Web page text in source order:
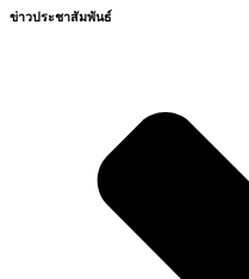
ข่าวประชาสัมพันธ์